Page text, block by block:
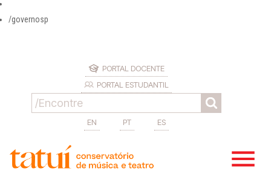
/governosp
PORTAL DOCENTE
PORTAL ESTUDANTIL
EN PT ES